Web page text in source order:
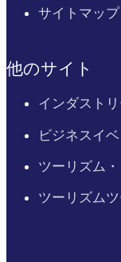
サイトマップ
他のサイト
インダスト
ビジネスイベ
ツーリズム
ツーリズム